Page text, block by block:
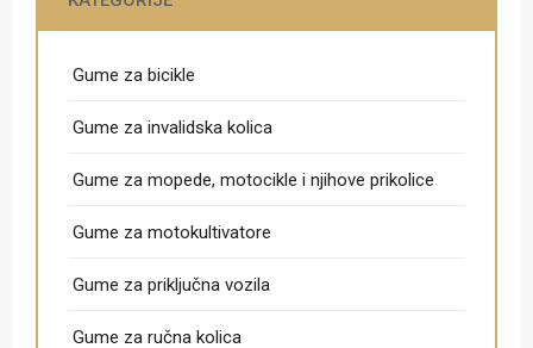
Gume za bicikle
Gume za invalidska kolica
Gume za mopede, motocikle i njihove prikolice
Gume za motokultivatore
Gume za priključna vozila
Gume za ručna kolica